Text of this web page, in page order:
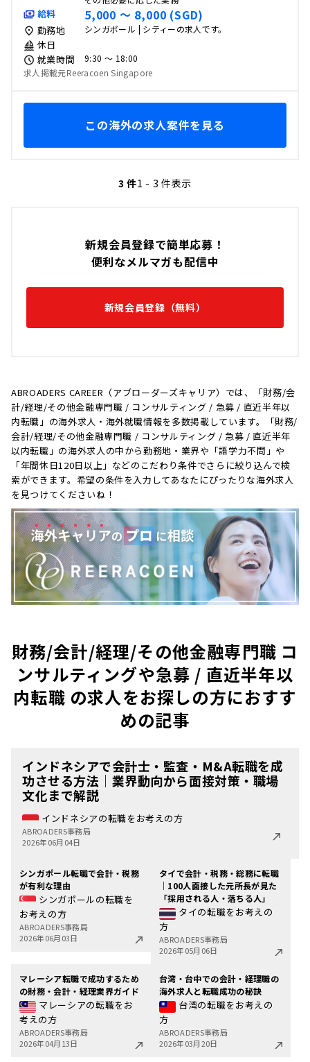
新規会員登録で簡単応募！
便利なメルマガも配信中
新規会員登録（無料）
ABROADERS CAREER（アブローダーズキャリア）では、「財務/会
計/経理/その他金融専門職 / コンサルティング / 急募 / 直近半年以
内転職」の海外求人・海外就職情報を多数掲載しています。「財務/
会計/経理/その他金融専門職 / コンサルティング / 急募 / 直近半年
以内転職」の海外求人の中から勤務地・業界や「語学力不問」や
「年間休日120日以上」などのこだわり条件でさらに絞り込んで検
索ができます。希望の条件を入力してあなたにぴったりな海外求人
を見つけてくださいね！
給料 5,000 〜 8,000 (SGD)
勤務地 シンガポール | シティーの求人です。
休日
就業時間
9:30 〜 18:00
求人掲載元Reeracoen Singapore
この海外の求人案件を見る
3 件1 - 3 件表示
財務/会計/経理/その他金融専門職 コ
ンサルティングや急募 / 直近半年以
内転職 の求人をお探しの方におすす
めの記事
インドネシアで会計士・監査・M&A転職を成
功させる方法｜業界動向から面接対策・職場
文化まで解説
インドネシアの転職をお考えの方
ABROADERS事務局
2026年06月04日
シンガポール転職で会計・税務
が有利な理由
シンガポールの転職を
お考えの方
ABROADERS事務局
2026年06月03日
タイで会計・税務・総務に転職
｜100人面接した元所長が見た
「採用される人・落ちる人」
タイの転職をお考えの
方
ABROADERS事務局
2026年05月06日
マレーシア転職で成功するため
の財務・会計・経理業界ガイド
マレーシアの転職をお
考えの方
ABROADERS事務局
2026年04月13日
台湾・台中での会計・経理職の
海外求人と転職成功の秘訣
台湾の転職をお考えの
方
ABROADERS事務局
2026年03月20日